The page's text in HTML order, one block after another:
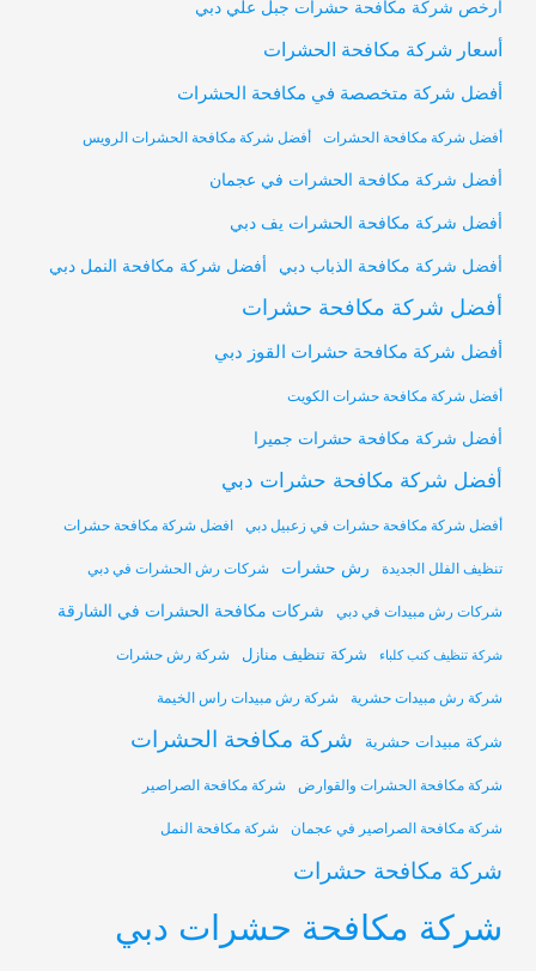
أرخص شركة مكافحة حشرات جبل علي دبي
أسعار شركة مكافحة الحشرات
أفضل شركة متخصصة في مكافحة الحشرات
أفضل شركة مكافحة الحشرات أفضل شركة مكافحة الحشرات الرويس
أفضل شركة مكافحة الحشرات في عجمان
أفضل شركة مكافحة الحشرات يف دبي
أفضل شركة مكافحة الذباب دبي أفضل شركة مكافحة النمل دبي
أفضل شركة مكافحة حشرات
أفضل شركة مكافحة حشرات القوز دبي
أفضل شركة مكافحة حشرات الكويت
أفضل شركة مكافحة حشرات جميرا
أفضل شركة مكافحة حشرات دبي
أفضل شركة مكافحة حشرات في زعبيل دبي افضل شركة مكافحة حشرات
تنظيف الفلل الجديدة رش حشرات شركات رش الحشرات في دبي
شركات رش مبيدات في دبي شركات مكافحة الحشرات في الشارقة
شركة تنظيف كنب كلباء شركة تنظيف منازل شركة رش حشرات
شركة رش مبيدات حشرية شركة رش مبيدات راس الخيمة
شركة مبيدات حشرية شركة مكافحة الحشرات
شركة مكافحة الحشرات والقوارض شركة مكافحة الصراصير
شركة مكافحة الصراصير في عجمان شركة مكافحة النمل
شركة مكافحة حشرات
شركة مكافحة حشرات دبي